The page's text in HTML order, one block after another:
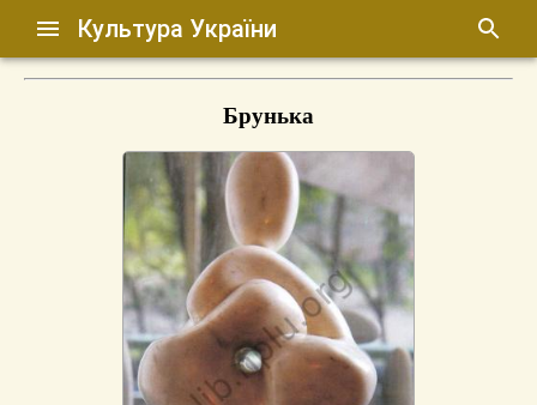
Культура України
Брунька